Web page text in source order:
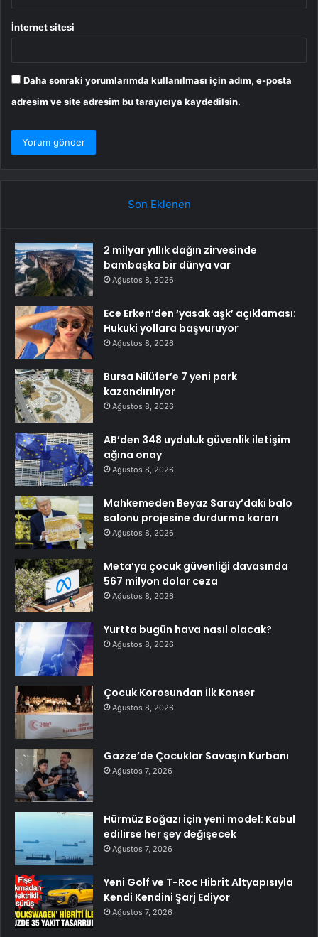
İnternet sitesi
Daha sonraki yorumlarımda kullanılması için adım, e-posta
adresim ve site adresim bu tarayıcıya kaydedilsin.
Son Eklenen
2 milyar yıllık dağın zirvesinde
bambaşka bir dünya var
Ağustos 8, 2026
Ece Erken’den ‘yasak aşk’ açıklaması:
Hukuki yollara başvuruyor
Ağustos 8, 2026
Bursa Nilüfer’e 7 yeni park
kazandırılıyor
Ağustos 8, 2026
AB’den 348 uyduluk güvenlik iletişim
ağına onay
Ağustos 8, 2026
Mahkemeden Beyaz Saray’daki balo
salonu projesine durdurma kararı
Ağustos 8, 2026
Meta’ya çocuk güvenliği davasında
567 milyon dolar ceza
Ağustos 8, 2026
Yurtta bugün hava nasıl olacak?
Ağustos 8, 2026
Çocuk Korosundan İlk Konser
Ağustos 8, 2026
Gazze’de Çocuklar Savaşın Kurbanı
Ağustos 7, 2026
Hürmüz Boğazı için yeni model: Kabul
edilirse her şey değişecek
Ağustos 7, 2026
Yeni Golf ve T-Roc Hibrit Altyapısıyla
Kendi Kendini Şarj Ediyor
Ağustos 7, 2026